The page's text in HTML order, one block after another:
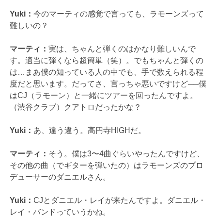
Yuki： 今のマーティの感覚で言っても、ラモーンズって
難しいの？
マーティ： 実は、ちゃんと弾くのはかなり難しいんで
す。適当に弾くなら超簡単（笑）。でもちゃんと弾くの
は…まあ僕の知っている人の中でも、手で数えられる程
度だと思います。だってさ、言っちゃ悪いですけど──僕
はCJ（ラモーン）と一緒にツアーを回ったんですよ。
（渋谷クラブ）クアトロだったかな？
Yuki： あ、違う違う。高円寺HIGHだ。
マーティ： そう。僕は3〜4曲ぐらいやったんですけど、
その他の曲（でギターを弾いたの）はラモーンズのプロ
デューサーのダニエルさん。
Yuki： CJとダニエル・レイが来たんですよ。ダニエル・
レイ・バンドっていうかね。